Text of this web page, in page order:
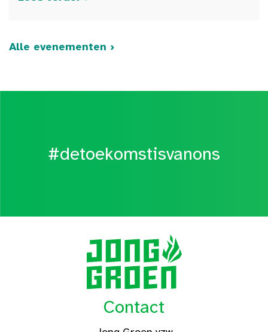
Alle evenementen ›
#detoekomstisvanons
Contact